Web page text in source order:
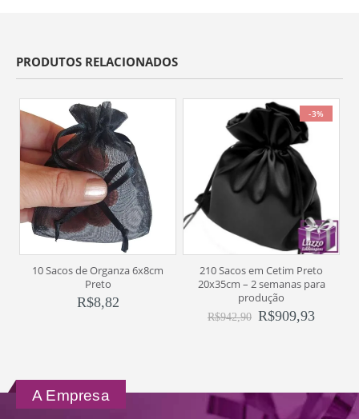
PRODUTOS RELACIONADOS
10 Sacos de Organza 6x8cm
Preto
R$8,82
-3%
210 Sacos em Cetim Preto
20x35cm – 2 semanas para
produção
R$942,90 R$909,93
A Empresa